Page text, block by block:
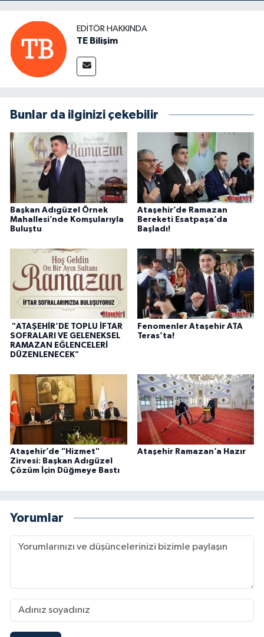
EDITÖR HAKKINDA
TE Bilişim
Bunlar da ilginizi çekebilir
Başkan Adıgüzel Örnek
Mahallesi’nde Komşularıyla
Buluştu
Ataşehir’de Ramazan
Bereketi Esatpaşa’da
Başladı!
"ATAŞEHİR’DE TOPLU İFTAR
SOFRALARI VE GELENEKSEL
RAMAZAN EĞLENCELERİ
DÜZENLENECEK"
Fenomenler Ataşehir ATA
Teras’ta!
Ataşehir’de "Hizmet"
Zirvesi: Başkan Adıgüzel
Çözüm İçin Düğmeye Bastı
Ataşehir Ramazan’a Hazır
Yorumlar